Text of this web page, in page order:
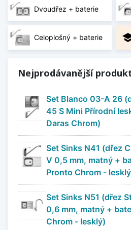
namáhánía zároveň
kombinaci s kvalitní baterií
pro každodenní intenzivní
zachovává svůj vzhled i
Sety nerezových dřezů s
sladěné řešení bez
Správně zvolený set
používání kuchyně,
zóny a dlouhodobé
úklidu.
Zobrazit méně
Dvoudřez + baterie
Celoplošný + baterie
Nejprodávanější
Set Blanco 03-A 26
45 S Mini Přírodní
Daras Chrom)
Set Sinks N41 (dřez
V 0,5 mm, matný +
Pronto Chrom -
Set Sinks N51 (dřez
0,6 mm, matný +
Chrom - lesklý)